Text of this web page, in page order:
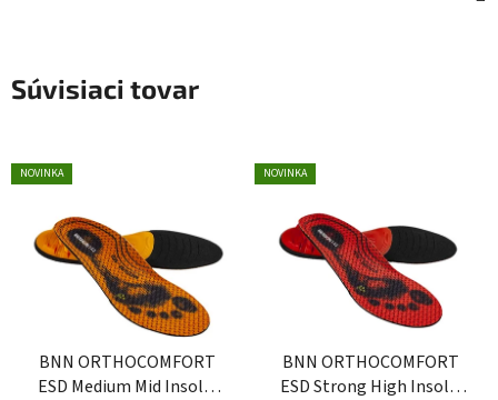
Súvisiaci tovar
NOVINKA
BNN ORTHOCOMFORT
ESD Medium Mid Insole,
NOVINKA
BNN ORTHOCOMFORT
ESD Strong High Insole,